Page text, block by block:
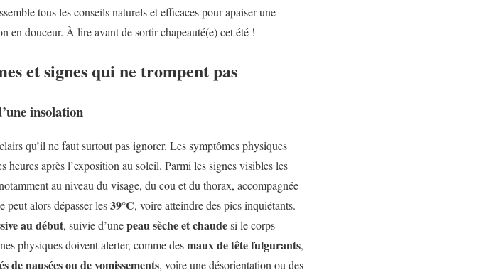
tous les conseils naturels et efficaces pour apaiser une
en douceur. À lire avant de sortir chapeauté(e) cet été !
et signes qui ne trompent pas
insolation
qu’il ne faut surtout pas ignorer. Les symptômes physiques
heures après l’exposition au soleil. Parmi les signes visibles les
au niveau du visage, du cou et du thorax, accompagnée
peut alors dépasser les39°C, voire atteindre des pics inquiétants.
au début, suivie d’unepeau sèche et chaudesi le corps
physiques doivent alerter, comme desmaux de tête fulgurants,
de nausées ou de vomissements, voire une désorientation ou des